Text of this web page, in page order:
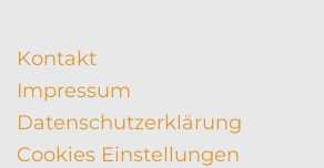
Kontakt
Impressum
Datenschutzerklärung
Cookies Einstellungen